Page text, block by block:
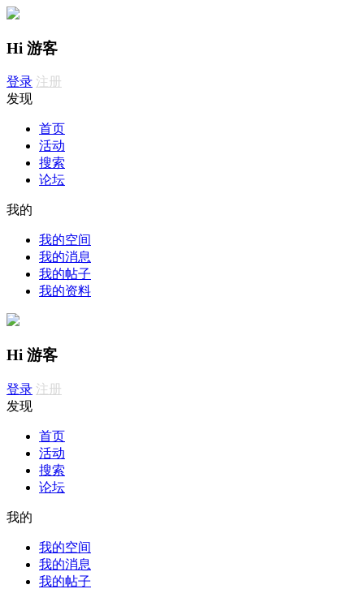
Hi 游客
登录 注册
发现
首页
活动
搜索
论坛
我的
我的空间
我的消息
我的帖子
我的资料
Hi 游客
登录 注册
发现
首页
活动
搜索
论坛
我的
我的空间
我的消息
我的帖子